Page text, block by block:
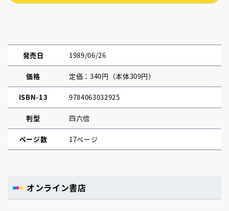
発売日 1989/06/26
価格 定価：340円（本体309円）
ISBN-13 9784063032925
判型 四六倍
ページ数 17ページ
オンライン書店